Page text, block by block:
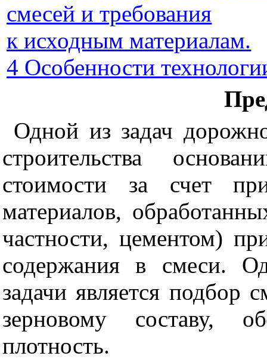
смесей и требования
к исходным материалам.
4 Особенности
Одной из задач
строительства
стоимости за счет
материалов,
частности, цементом)
содержания в смеси.
задачи является подбор
зерновому составу,
плотность.